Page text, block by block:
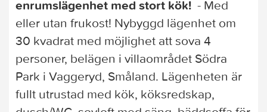
enrumslägenhet med stort kök! - Med
eller utan frukost! Nybyggd lägenhet om
30 kvadrat med möjlighet att sova 4
personer, belägen i villaområdet Södra
Park i Vaggeryd, Småland. Lägenheten är
fullt utrustad med kök, köksredskap,